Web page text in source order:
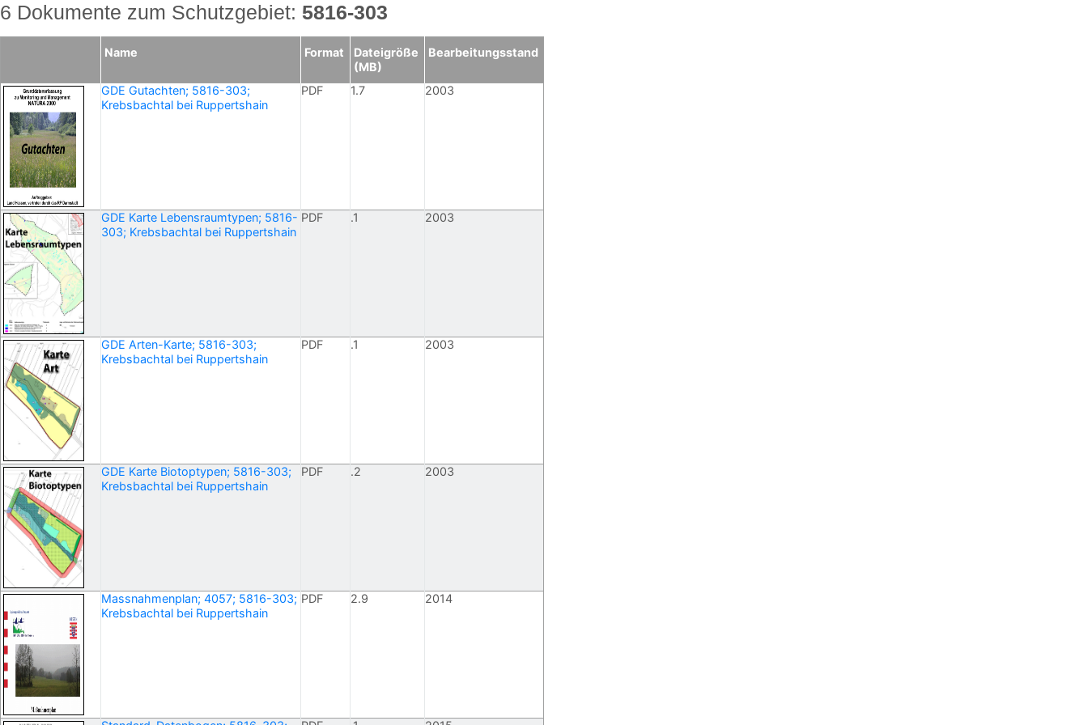
6 Dokumente zum Schutzgebiet: 5816-303
Name Format
Dateigröße
(MB)
Bearbeitungsstand
GDE Gutachten; 5816-303;
Krebsbachtal bei Ruppertshain
PDF 1.7 2003
GDE Karte Lebensraumtypen; 5816-
303; Krebsbachtal bei Ruppertshain
PDF .1 2003
GDE Arten-Karte; 5816-303;
Krebsbachtal bei Ruppertshain
PDF .1 2003
GDE Karte Biotoptypen; 5816-303;
Krebsbachtal bei Ruppertshain
PDF .2 2003
Massnahmenplan; 4057; 5816-303;
Krebsbachtal bei Ruppertshain
PDF 2.9 2014